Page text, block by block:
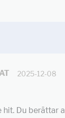
2025-12-08
hit. Du berättar